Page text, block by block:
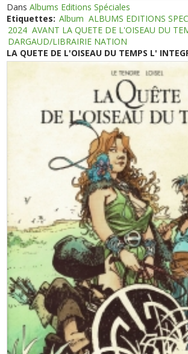
DansAlbums Editions Spéciales
Etiquettes: Album ALBUMS EDITIONS
2024 AVANT LA QUETE DE L'OISEAU DU
DARGAUD/LIBRAIRIE NATION
LA QUETE DE L'OISEAU DU TEMPS L'